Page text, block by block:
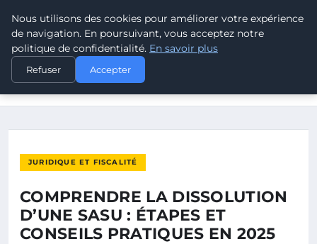
POUVOIR OUVRIER
ACCUEIL
COMPRENDRE LA DISSOLUTION D’UNE SASU : ÉTAPES ET
JURIDIQUE ET FISCALITÉ
COMPRENDRE LA DISSOLUTION
D’UNE SASU : ÉTAPES ET
CONSEILS PRATIQUES EN 2025
Nous utilisons des cookies pour améliorer votre expérience
de navigation. En poursuivant, vous acceptez notre
politique de confidentialité. En savoir plus
Refuser Accepter